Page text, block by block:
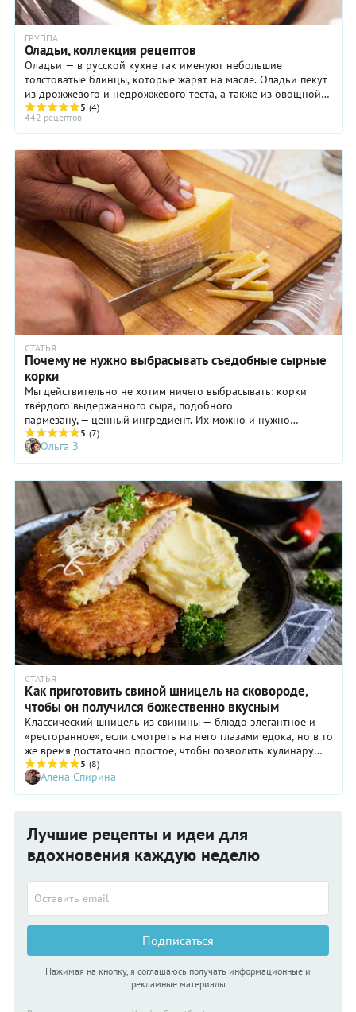
ГРУППА
Оладьи, коллекция рецептов
Оладьи — в русской кухне так именуют небольшие
толстоватые блинцы, которые жарят на масле. Оладьи пекут
из дрожжевого и недрожжевого теста, а также из овощной
или крупяной массы
5 (4)
442 рецептов
СТАТЬЯ
Почему не нужно выбрасывать съедобные сырные
корки
Мы действительно не хотим ничего выбрасывать: корки
твёрдого выдержанного сыра, подобного
пармезану, — ценный ингредиент. Их можно и нужно
использовать, чтобы избежать отходов, сэкономить деньги и
приготовить вкусные закуски, достойные будней и
праздников.
5 (7)
Ольга З
СТАТЬЯ
Как приготовить свиной шницель на сковороде,
чтобы он получился божественно вкусным
Классический шницель из свинины — блюдо элегантное и
«ресторанное», если смотреть на него глазами едока, но в то
же время достаточно простое, чтобы позволить кулинару
продемонстрировать мастерство, не опасаясь провала.
Любой шницель представляет собой тонко отбитый пласт
мяса, который можно обжарить в масле до золотистой
5 (8)
Алёна Спирина
Лучшие рецепты и идеи для
вдохновения каждую неделю
Подписаться
Нажимая на кнопку, я соглашаюсь получать информационные и
рекламные материалы